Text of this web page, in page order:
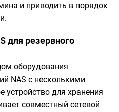
и приводить в порядок
для резервного
оборудования
NAS с несколькими
устройство для хранения
совместный сетевой